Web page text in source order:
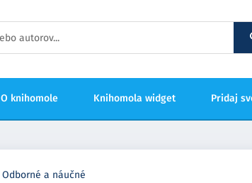
O knihomole Knihomola widget Pridaj
Odborné a náučné